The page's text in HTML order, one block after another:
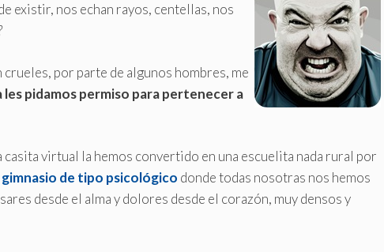
existir, nos echan rayos, centellas, nos
por parte de algunos hombres, me
les pidamos permiso para pertenecer a
virtual la hemos convertido en una escuelita nada rural por
gimnasio de tipo psicológico donde todas nosotras nos hemos
desde el alma y dolores desde el corazón, muy densos y